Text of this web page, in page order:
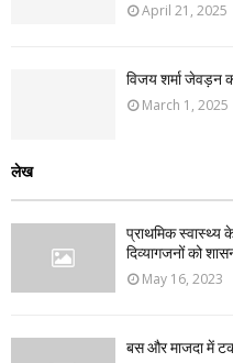
April 21, 2025
विजय शर्मा जेवड़न
March 1, 2025
लेख
प्राथमिक स्वास्थ्य
दिव्यागजनों को
May 16, 2023
बस और माजदा में